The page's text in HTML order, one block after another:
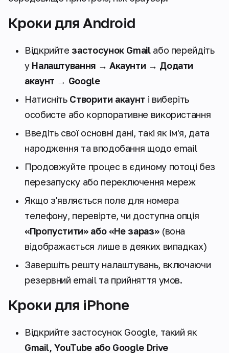
Кроки для Android
Відкрийте застосунок Gmailабо перейдіть
у Налаштування → Акаунти → Додати
акаунт → Google
Натисніть Створити акаунт і виберіть
особисте або корпоративне використання
Введіть свої основні дані, такі як ім'я, дата
народження та вподобання щодо email
Продовжуйте процес в єдиному потоці без
перезапуску або переключення мереж
Якщо з'являється поле для номера
телефону, перевірте, чи доступна опція
«Пропустити» або «Не зараз»(вона
відображається лише в деяких випадках)
Завершіть решту налаштувань, включаючи
резервний email та прийняття умов.
Кроки для iPhone
Відкрийте застосунок Google, такий як
Gmail, YouTube або Google Drive